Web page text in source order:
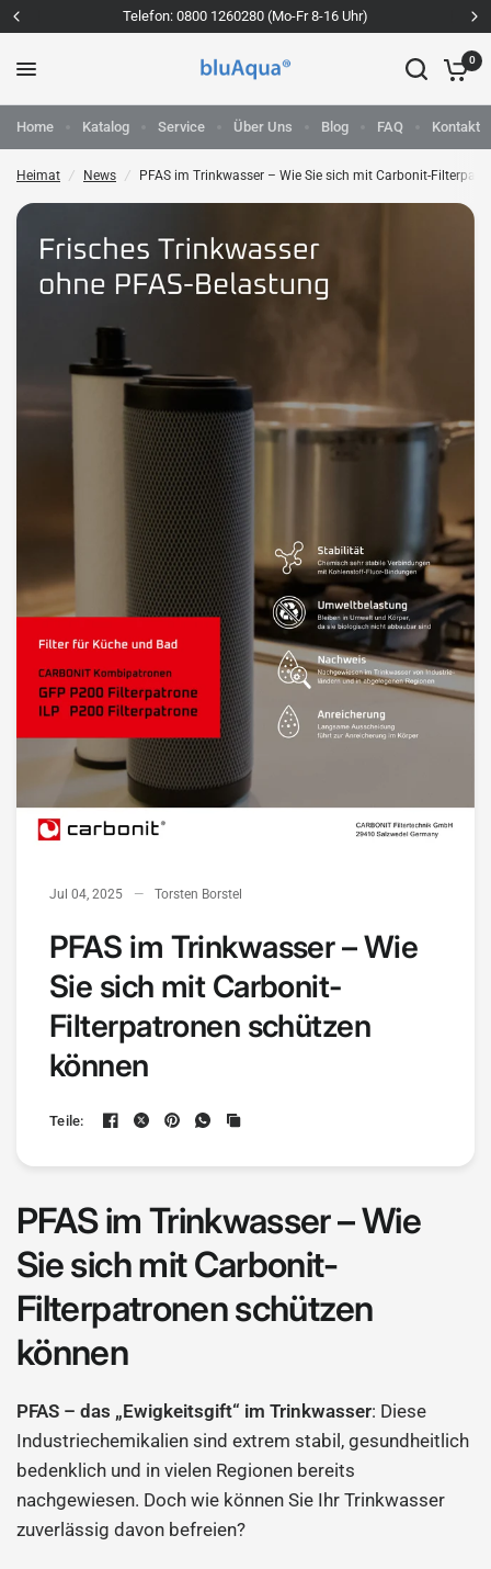
Telefon: 0800 1260280 (Mo-Fr 8-16 Uhr)
0
Home Katalog Service Über Uns Blog FAQ Kontakt
Heimat / News / PFAS im Trinkwasser – Wie Sie sich mit Carbonit-
Jul 04, 2025 Torsten Borstel
PFAS im Trinkwasser – Wie
Sie sich mit Carbonit-
Filterpatronen schützen
können
Teile:
PFAS im Trinkwasser – Wie
Sie sich mit Carbonit-
Filterpatronen schützen
können
PFAS – das „Ewigkeitsgift“ im Trinkwasser: Diese
Industriechemikalien sind extrem stabil, gesundheitlich
bedenklich und in vielen Regionen bereits
nachgewiesen. Doch wie können Sie Ihr Trinkwasser
zuverlässig davon befreien?